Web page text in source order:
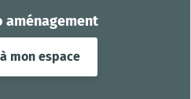
aménagement
mon espace